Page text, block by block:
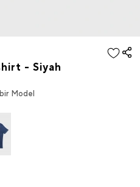
- Siyah
Model